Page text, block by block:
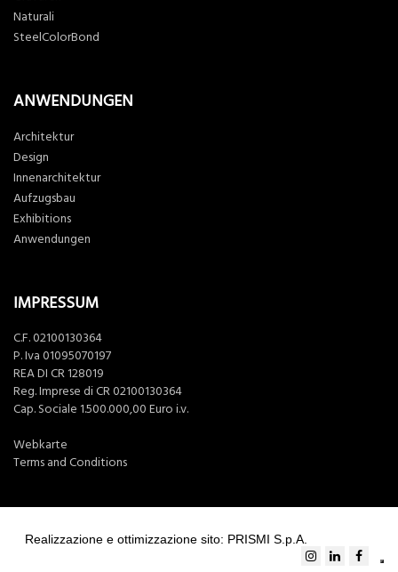
Naturali
SteelColorBond
ANWENDUNGEN
Architektur
Design
Innenarchitektur
Aufzugsbau
Exhibitions
Anwendungen
IMPRESSUM
C.F. 02100130364
P. Iva 01095070197
REA DI CR 128019
Reg. Imprese di CR 02100130364
Cap. Sociale 1.500.000,00 Euro i.v.
Webkarte
Terms and Conditions
Realizzazione e ottimizzazione sito: PRISMI S.p.A.